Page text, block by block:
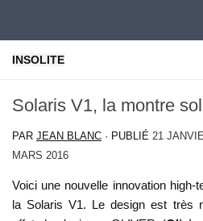
INSOLITE
Solaris V1, la montre
PAR JEAN BLANC · PUBLIÉ 21
MARS 2016
Voici une nouvelle innovation
la Solaris V1. Le design est très